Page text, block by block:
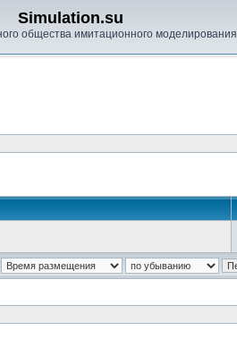
Simulation.su
общества имитационного моделирования